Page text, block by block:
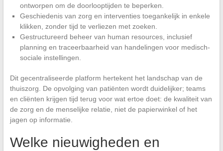
ontworpen om de doorlooptijden te beperken.
Geschiedenis van zorg en interventies toegankelijk in enkele
klikken, zonder tijd te verliezen met zoeken.
Gestructureerd beheer van human resources, inclusief
planning en traceerbaarheid van handelingen voor medisch-
sociale instellingen.
Dit gecentraliseerde platform hertekent het landschap van de
thuiszorg. De opvolging van patiënten wordt duidelijker; teams
en cliënten krijgen tijd terug voor wat ertoe doet: de kwaliteit van
de zorg en de menselijke relatie, niet de papierwinkel of het
jagen op informatie.
Welke nieuwigheden en